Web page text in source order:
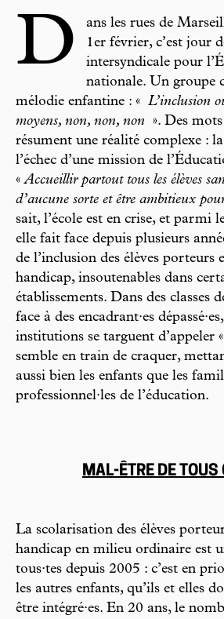
D
ans les rues de
1er février, c’est jour
intersyndicale pour
nationale. Un groupe
mélodie enfantine : « L’inclusion
moyens, non, non, non
». Des
résument une réalité complexe :
l’échec d’une mission de
«Accueillir partout tous les élèves
d’aucune sorte et être ambitieux
sait, l’école est en crise, et parmi
elle fait face depuis plusieurs
de l’inclusion des élèves porteurs
handicap, insoutenables dans
établissements. Dans des classes
face à des encadrant·es
institutions se targuent d’appeler
semble en train de craquer,
aussi bien les enfants que les
professionnel·les de l’éducation.
MAL-ÊTRE DE TOUS
La scolarisation des élèves
handicap en milieu ordinaire est
tous·tes depuis 2005 : c’est en
les autres enfants, qu’ils et elles
être intégré·es. En 20 ans, le